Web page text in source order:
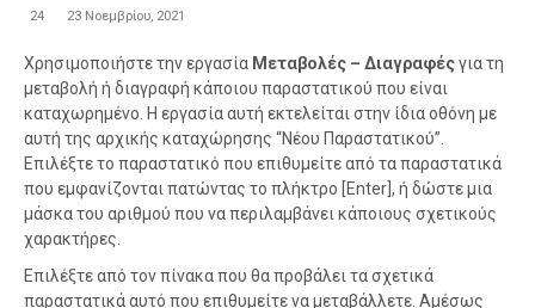
24 23 Νοεμβρίου, 2021
Χρησιμοποιήστε την εργασία Μεταβολές – Διαγραφέςγια τη
μεταβολή ή διαγραφή κάποιου παραστατικού που είναι
καταχωρημένο. Η εργασία αυτή εκτελείται στην ίδια οθόνη με
αυτή της αρχικής καταχώρησης “Νέου Παραστατικού”.
Επιλέξτε το παραστατικό που επιθυμείτε από τα παραστατικά
που εμφανίζονται πατώντας το πλήκτρο [Enter], ή δώστε μια
μάσκα του αριθμού που να περιλαμβάνει κάποιους σχετικούς
χαρακτήρες.
Επιλέξτε από τον πίνακα που θα προβάλει τα σχετικά
παραστατικά αυτό που επιθυμείτε να μεταβάλλετε. Αμέσως